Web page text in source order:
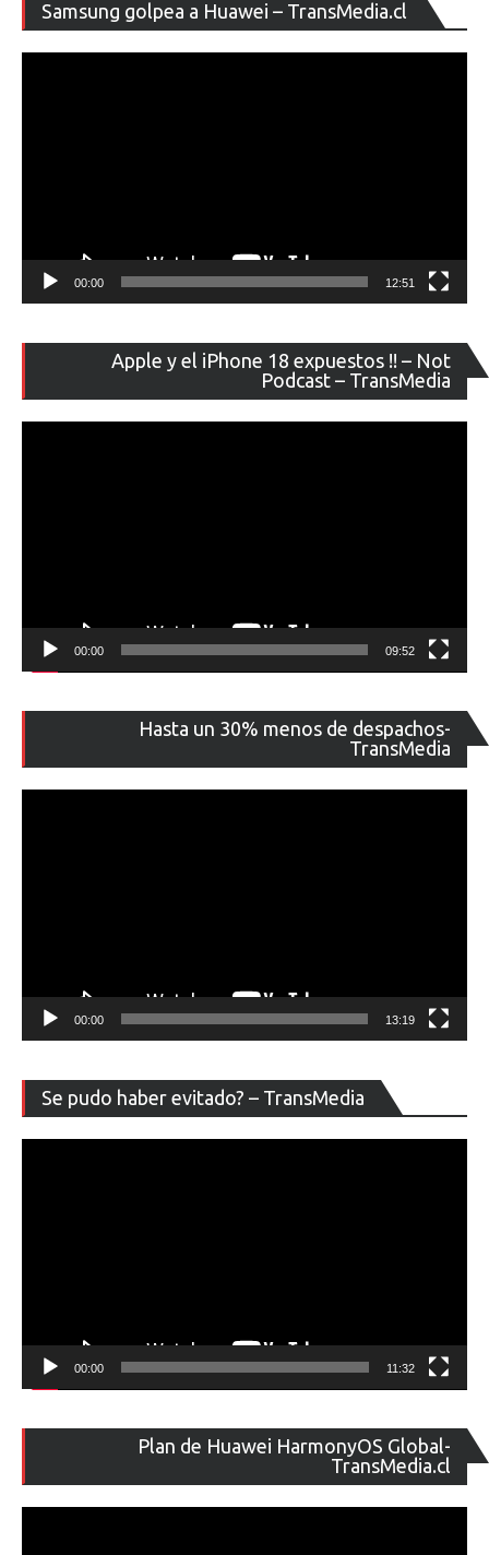
Samsung golpea a Huawei – TransMedia.cl
de
00:00 12:51
Apple y el iPhone 18 expuestos !! – Not
Podcast – TransMedia
de
00:00 09:52
Hasta un 30% menos de despachos-
TransMedia
de
00:00 13:19
Se pudo haber evitado? – TransMedia
de
00:00 11:32
Plan de Huawei HarmonyOS Global-
TransMedia.cl
de